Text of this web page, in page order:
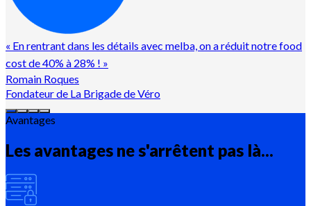
« En rentrant dans les détails avec melba, on a réduit notre food
cost de 40% à 28% ! »
Romain Roques
Fondateur de La Brigade de Véro
Avantages
Les avantages ne s'arrêtent pas là...